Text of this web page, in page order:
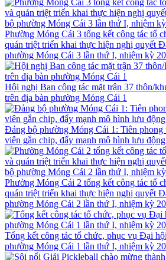
Phường Móng Cái 3 tổng kết công tác tổ
quán triệt triển khai thực hiện nghị quyết
phường Móng Cái 3 lần thứ I, nhiệm kỳ
Hội nghị Ban công tác mặt trận 37 thôn/
trên địa bàn phường Móng Cái 1
Đảng bộ phường Móng Cái 1: Tiên phong
viên gắn chip, đẩy mạnh mô hình lưu
Phường Móng Cái 2 tổng kết công tác tổ
quán triệt triển khai thực hiện nghị quyết
phường Móng Cái 2 lần thứ I, nhiệm kỳ
Tổng kết công tác tổ chức, phục vụ Đại
phường Móng Cái 1 lần thứ I, nhiệm kỳ